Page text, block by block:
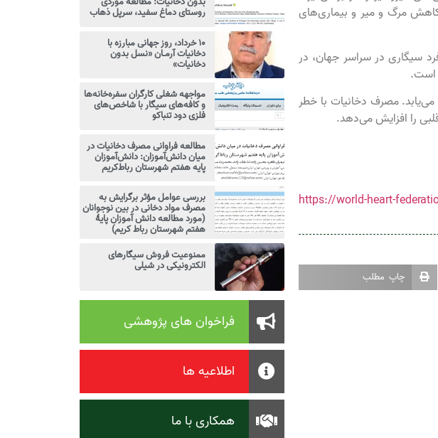
مرگ و میر و بیماری‌های
است، تقریباً 80 درصد از یک میلیارد فرد سیگاری در سراسر جهان، در
است.
مصرف دخانیات با خطر
را افزایش می‌دهد.
https://world-heart-
چاپ مطلب
روستای دماغ سفید، سرپل ذهاب
۱۰ خرداد، روز جهانی مبارزه با
دخانیات آرمـان «نسل بدون
دخانیات»
مواجهه شغلی کارگران سفره‌خانه‌ها
و کافه‌های سیگار با شاخص‌های
فلزی دود تنباکو
مطالعه فراوانی مصرف دخانیات در
میان دانش‌آموزان: دانش‌آموزان
پایه هفتم شهرستان رباط‌کریم
بررسی عوامل مؤثر برگرایش به
مصرف مواد دخانی در بین نوجوانان
(مورد مطالعه دانش آموزان پایۀ
هفتم شهرستان رباط کریم)
ممنوعیت فروش سیگارهای
الکترونیکی در شیلی
فراخوان های پژوهشی
اطلاعیه ها
همکاری با ما